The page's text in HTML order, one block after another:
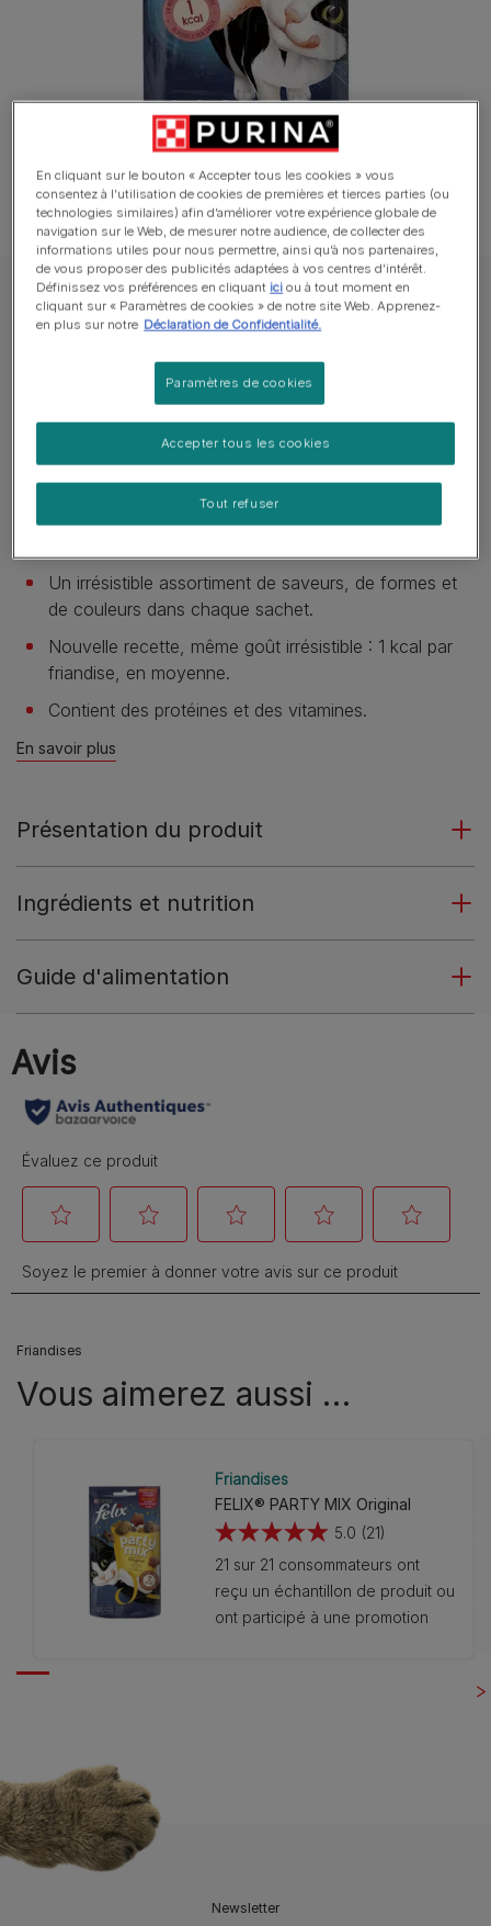
Purina® FELIX® Chat Friandises
FELIX® CRISPIES Goût de Saumon et de
Tailles disponibles​ : 45g
Des friandises irrésistibles avec une texture
Un irrésistible assortiment de saveurs, de formes et
de couleurs dans chaque sachet.
Nouvelle recette, même goût irrésistible : 1 kcal par
friandise, en moyenne.
Contient des protéines et des vitamines.
En savoir plus
Présentation du produit
Ingrédients et nutrition
Guide d'alimentation
Friandises
Vous aimerez aussi …
Friandises
FELIX® PARTY MIX Original
5.0 (21)
5.0
sur
5
étoiles.
21 sur 21 consommateurs ont
reçu un échantillon de produit ou
ont participé à une promotion
Newsletter
En cliquant sur le bouton « Accepter tous les cookies » vous
consentez à l’utilisation de cookies de premières et tierces parties (ou
technologies similaires) afin d’améliorer votre expérience globale de
navigation sur le Web, de mesurer notre audience, de collecter des
informations utiles pour nous permettre, ainsi qu’à nos partenaires,
de vous proposer des publicités adaptées à vos centres d’intérêt.
Définissez vos préférences en cliquant ici ou à tout moment en
cliquant sur « Paramètres de cookies » de notre site Web. Apprenez-
en plus sur notre Déclaration de Confidentialité.
Paramètres de cookies
Tout refuser
Accepter tous les cookies